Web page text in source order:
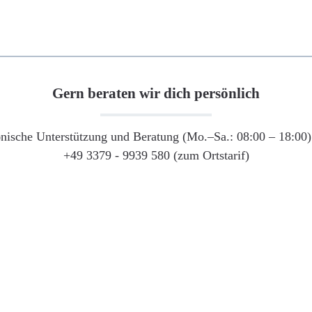
Gern beraten wir dich persönlich
Unterstützung und Beratung (Mo.–Sa.: 08:00 –
+49 3379 - 9939 580 (zum Ortstarif)